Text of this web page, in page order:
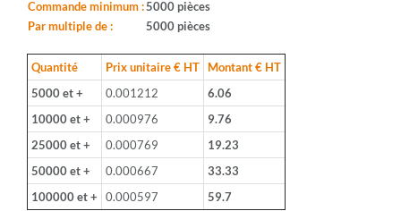
Boitier:
0603
Valeur:
3,83Kohm
-
Tol.:
1%
-
Puis.:
1/10W-
S
Commande minimum :5000 pièces
Par multiple de :
5000 pièces
Quantité Prix unitaire € HT
Montant € HT
5000 et +
0.001212
6.06
10000 et +
0.000976
9.76
25000 et +
0.000769
19.23
50000 et +
0.000667
33.33
100000 et +
0.000597 59.7